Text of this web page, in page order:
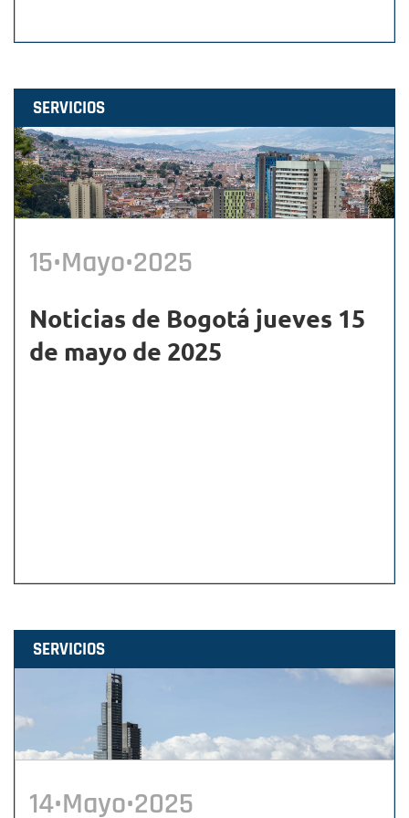
SERVICIOS
15•Mayo•2025
Noticias de Bogotá jueves 15
de mayo de 2025
SERVICIOS
14•Mayo•2025